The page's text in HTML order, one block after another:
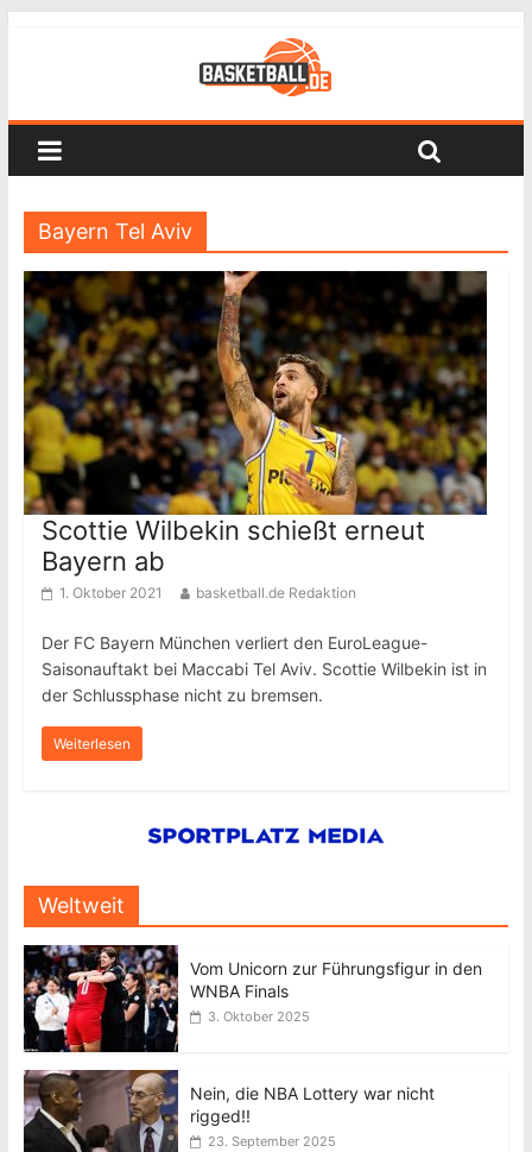
Bayern Tel Aviv
Scottie Wilbekin schießt erneut
Bayern ab
1. Oktober 2021 basketball.de Redaktion
Der FC Bayern München verliert den EuroLeague-
Saisonauftakt bei Maccabi Tel Aviv. Scottie Wilbekin ist in
der Schlussphase nicht zu bremsen.
Weiterlesen
Weltweit
Vom Unicorn zur Führungsfigur in den
WNBA Finals
3. Oktober 2025
Nein, die NBA Lottery war nicht
rigged!!
23. September 2025